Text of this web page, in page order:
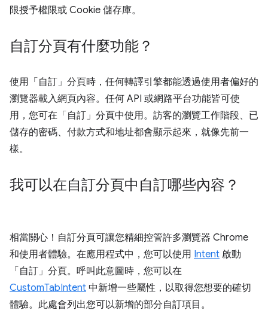
限授予權限或 Cookie 儲存庫。
自訂分頁有什麼功能？
使用「自訂」分頁時，任何轉譯引擎都能透過使用者偏好的
瀏覽器載入網頁內容。任何 API 或網路平台功能皆可使
用，您可在「自訂」分頁中使用。訪客的瀏覽工作階段、已
儲存的密碼、付款方式和地址都會顯示起來，就像先前一
樣。
我可以在自訂分頁中自訂哪些內容？
相當關心！自訂分頁可讓您精細控管許多瀏覽器 Chrome
和使用者體驗。在應用程式中，您可以使用 Intent 啟動
「自訂」分頁。呼叫此意圖時，您可以在
CustomTabIntent 中新增一些屬性，以取得您想要的確切
體驗。此處會列出您可以新增的部分自訂項目。